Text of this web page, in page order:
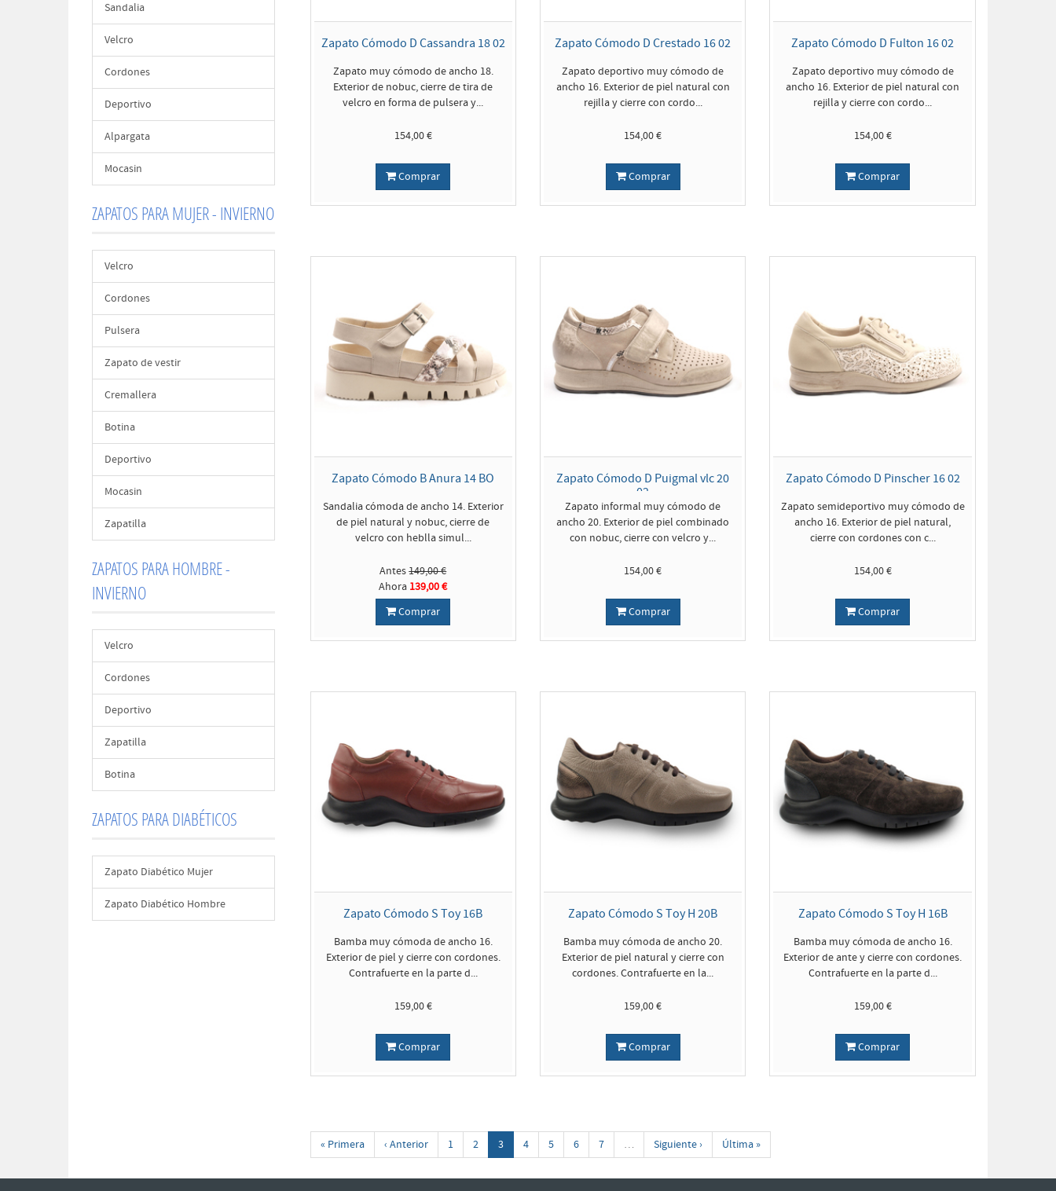
Sandalia
Velcro
Cordones
Deportivo
Alpargata
Mocasin
ZAPATOS PARA MUJER - INVIERNO
Velcro
Cordones
Pulsera
Zapato de vestir
Cremallera
Botina
Deportivo
Mocasin
Zapatilla
ZAPATOS PARA HOMBRE -
INVIERNO
Velcro
Cordones
Deportivo
Zapatilla
Botina
ZAPATOS PARA DIABÉTICOS
Zapato Diabético Mujer
Zapato Diabético Hombre
Zapato Cómodo D Cassandra 18 02
Zapato muy cómodo de ancho 18.
Exterior de nobuc, cierre de tira de
velcro en forma de pulsera y...
154,00 €
Comprar
Zapato Cómodo D Crestado 16 02
Zapato deportivo muy cómodo de
ancho 16. Exterior de piel natural con
rejilla y cierre con cordo...
154,00 €
Comprar
Zapato Cómodo D Fulton 16 02
Zapato deportivo muy cómodo de
ancho 16. Exterior de piel natural con
rejilla y cierre con cordo...
154,00 €
Comprar
Zapato Cómodo B Anura 14 BO
Sandalia cómoda de ancho 14. Exterior
de piel natural y nobuc, cierre de
velcro con heblla simul...
Antes149,00 €
Ahora 139,00 €
Comprar
Zapato Cómodo D Puigmal vlc 20
02
Zapato informal muy cómodo de
ancho 20. Exterior de piel combinado
con nobuc, cierre con velcro y...
154,00 €
Comprar
Zapato Cómodo D Pinscher 16 02
Zapato semideportivo muy cómodo de
ancho 16. Exterior de piel natural,
cierre con cordones con c...
154,00 €
Comprar
Zapato Cómodo S Toy 16B
Bamba muy cómoda de ancho 16.
Exterior de piel y cierre con cordones.
Contrafuerte en la parte d...
159,00 €
Comprar
Zapato Cómodo S Toy H 20B
Bamba muy cómoda de ancho 20.
Exterior de piel natural y cierre con
cordones. Contrafuerte en la...
159,00 €
Comprar
Zapato Cómodo S Toy H 16B
Bamba muy cómoda de ancho 16.
Exterior de ante y cierre con cordones.
Contrafuerte en la parte d...
159,00 €
Comprar
« Primera ‹ Anterior 1 2 3 4 5 6 7 … Siguiente › Última »